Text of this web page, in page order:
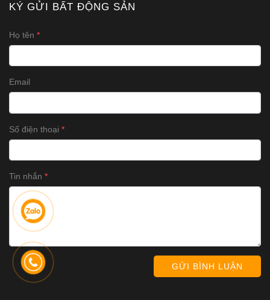
KÝ GỬI BẤT ĐỘNG SẢN
Họ tên
Email
Số điện thoại
Tin nhắn
GỬI BÌNH LUẬN